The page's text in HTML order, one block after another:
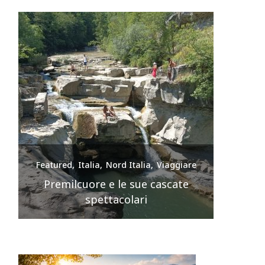
Featured Italia Nord Italia Viaggiare
Premilcuore e le sue cascate
spettacolari